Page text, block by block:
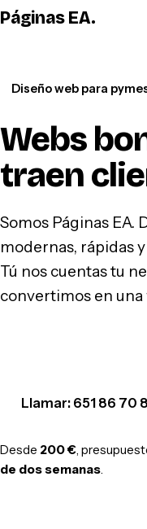
Páginas EA.
Diseño web para
Webs
traen
Somos Páginas EA.
modernas, rápidas
Tú nos cuentas tu
convertimos en
Llamar: 651 86 70
Desde 200 €,
de dos semanas.